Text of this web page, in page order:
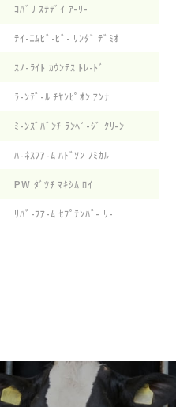
ｺﾊﾞﾘ ｽﾃﾃﾞｲ ｱ-ﾘ-
ﾃｲ-ｴﾑﾋﾞ-ﾋﾞ- ﾘﾝﾀﾞ ﾃﾞﾐｵ
ｽﾉ-ﾗｲﾄ ｶｳﾝﾃｽ ﾄﾚ-ﾄﾞ
ﾗ-ﾝﾃﾞ-ﾙ ﾁﾔﾝﾋﾟｵﾝ ｱﾝﾅ
ﾐ-ﾝｽﾞﾊﾞﾝﾁ ﾗﾝﾍﾟ-ｼﾞ ｸﾘ-ﾝ
ﾊ-ﾈｽﾌｱ-ﾑ ﾊﾄﾞｿﾝ ﾉﾐｶﾙ
PW ﾀﾞﾂﾁ ﾏｷｼﾑ ﾛｲ
ﾘﾊﾞ-ﾌｱ-ﾑ ｾﾌﾟﾃﾝﾊﾞ- ﾘ-